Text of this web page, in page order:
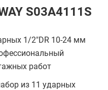
S03A4111S
1/2"DR 10-24 мм
работ
из 11 ударных